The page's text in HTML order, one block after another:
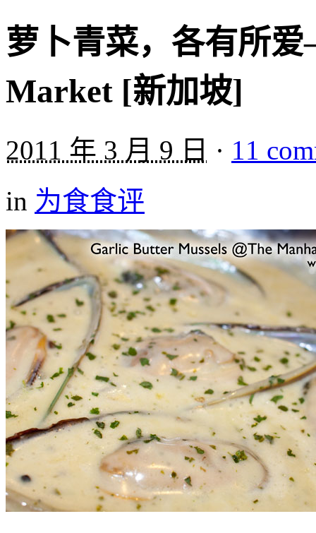
萝卜青菜，各有所
Market [新加坡]
2011 年 3 月 9 日 · 11
in 为食食评